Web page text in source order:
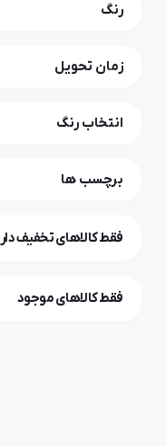
رنگ
زمان تحویل
انتخاب رنگ
برچسب ها
فقط کالاهای تخفیف دار
فقط کالاهای موجود